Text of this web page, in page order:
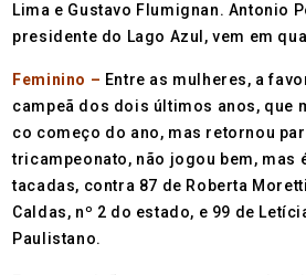
Lima e Gustavo Flumignan. Antonio
presidente do Lago Azul, vem em
Feminino – Entre as mulheres, a
campeã dos dois últimos anos, que
co começo do ano, mas retornou
tricampeonato, não jogou bem, mas
tacadas, contra 87 de Roberta
Caldas, nº 2 do estado, e 99 de
Paulistano.